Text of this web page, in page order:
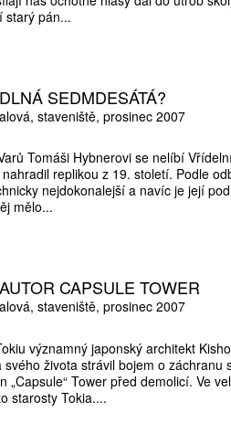
starý pán...
SEDMDESÁTÁ?
staveniště prosinec 2007
Tomáši Hybnerovi se nelíbí
replikou z 19. století. Podle
nejdokonalejší a navíc je její
mělo...
CAPSULE TOWER
staveniště prosinec 2007
významný japonský architekt
života strávil bojem o záchranu
„Capsule“ Tower před demolicí. Ve
starosty Tokia....